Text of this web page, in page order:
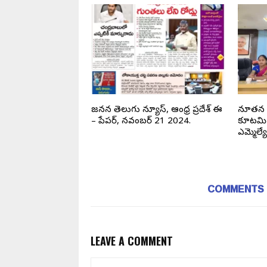
జనసేన తెలుగు న్యూస్, ఆంధ్ర ప్రదేశ్ ఈ
– పేపర్, నవంబర్ 21 2024.
నూతన
COMMENTS
LEAVE A COMMENT